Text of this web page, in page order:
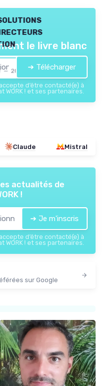
— 2026
le livre blanc
➔ Télécharger
d’être contacté(e) à
WORK ! et ses partenaires.
Claude Mistral
actualités de
!
➔ Je m'inscris
d’être contacté(e) à
WORK ! et ses partenaires.
sur Google